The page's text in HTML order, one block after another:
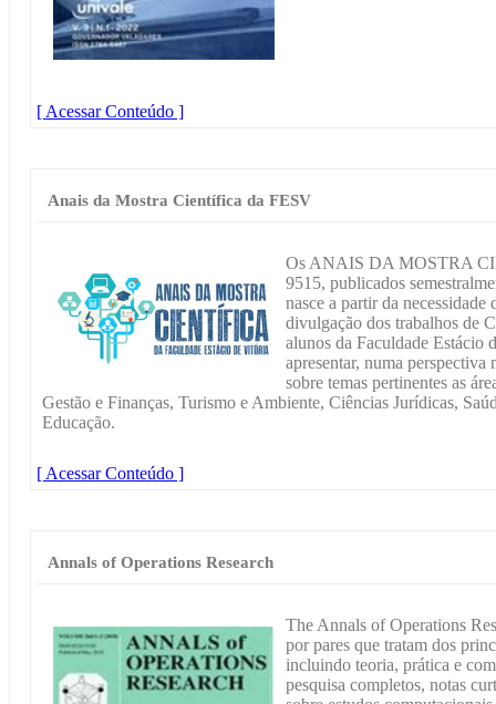
[ Acessar Conteúdo ]
Anais da Mostra Científica da FESV
Os ANAIS DA MOSTRA
9515, publicados
nasce a partir da necessidade
divulgação dos trabalhos de
alunos da Faculdade Estácio
apresentar, numa
sobre temas pertinentes as
Gestão e Finanças, Turismo e Ambiente, Ciências Jurídicas,
Educação.
[ Acessar Conteúdo ]
Annals of Operations Research
The Annals of Operations
por pares que tratam dos
incluindo teoria, prática e
pesquisa completos, notas